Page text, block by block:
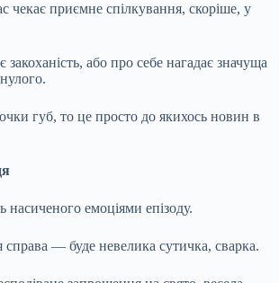
приємне спілкування, скоріше, у
або про себе нагадає значуща
губ, то це просто до якихось новин в
насиченого емоціями епізоду.
справа — буде невелика сутичка, сварка.